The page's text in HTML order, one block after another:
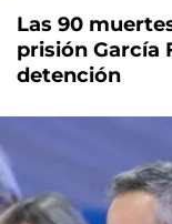
Las 90
prisión García
detención